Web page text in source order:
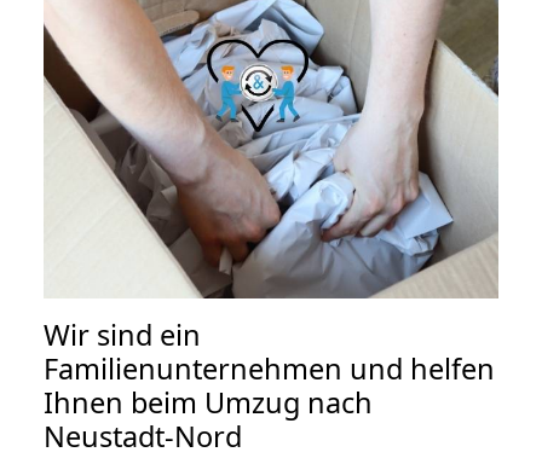
Wir sind ein
Familienunternehmen und helfen
Ihnen beim Umzug nach
Neustadt-Nord